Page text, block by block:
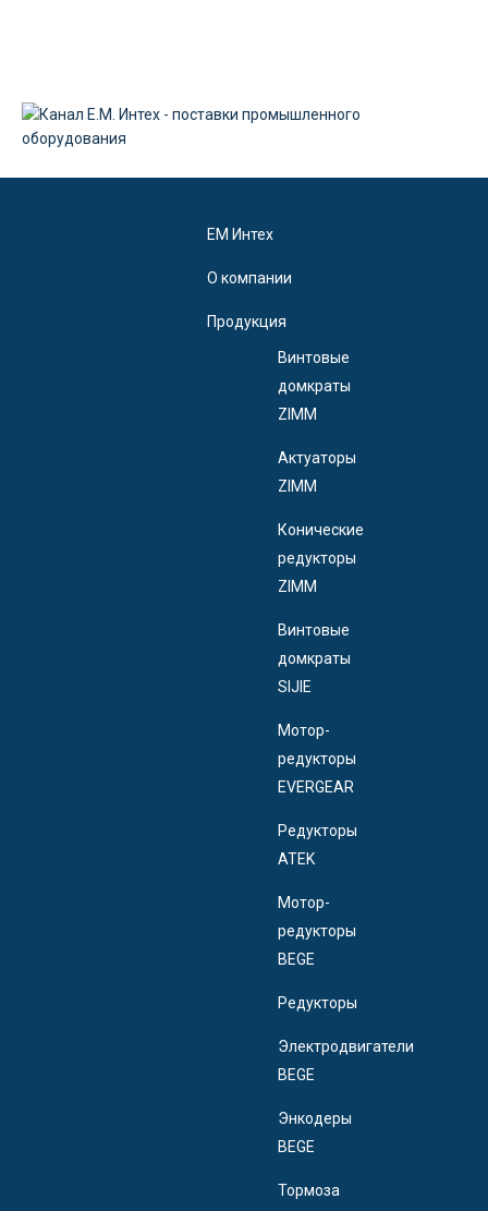
EM Интех
О компании
Продукция
Винтовые
домкраты
ZIMM
Актуаторы
ZIMM
Конические
редукторы
ZIMM
Винтовые
домкраты
SIJIE
Мотор-
редукторы
EVERGEAR
Редукторы
ATEK
Мотор-
редукторы
BEGE
Редукторы
Электродвигатели
BEGE
Энкодеры
BEGE
Тормоза